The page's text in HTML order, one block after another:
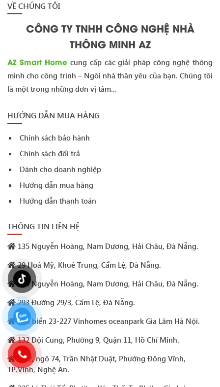
VỀ CHÚNG TÔI
CÔNG TY TNHH CÔNG NGHỆ NHÀ
THÔNG MINH AZ
AZ Smart Home cung cấp các giải pháp công nghệ thông
minh cho công trình – Ngôi nhà thân yêu của bạn. Chúng tôi
là một trong những đơn vị tâm...
HƯỚNG DẪN MUA HÀNG
Chính sách bảo hành
Chính sách đổi trả
Dành cho doanh nghiệp
Hướng dẫn mua hàng
Hướng dẫn thanh toán
THÔNG TIN LIÊN HỆ
135 Nguyễn Hoàng, Nam Dương, Hải Châu, Đà Nẵng.
29 Hoá Mỹ, Khuê Trung, Cẩm Lệ, Đà Nẵng.
105 Nguyễn Hoàng, Nam Dương, Hải Châu, Đà Nẵng.
293 Đường 29/3, Cẩm Lệ, Đà Nẵng.
Sao biển 23-227 Vinhomes oceanpark Gia Lâm Hà Nội.
132 Đội Cung, Phường 9, Quận 11, Hồ Chí Minh.
Số 2, ngõ 74, Trần Nhật Duật, Phường Đông Vĩnh,
TP.Vinh, Nghệ An.